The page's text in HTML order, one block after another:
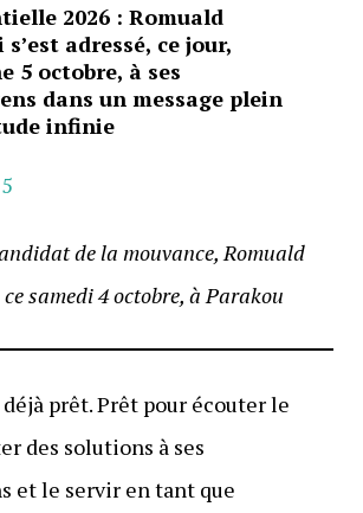
2026 : Romuald
adressé, ce jour,
5 octobre, à ses
dans un message plein
infinie
de la mouvance, Romuald
samedi 4 octobre, à Parakou
prêt. Prêt pour écouter le
des solutions à ses
et le servir en tant que